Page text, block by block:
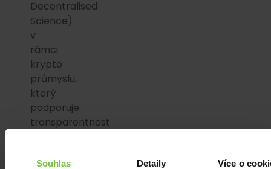
Souhlas Detaily Více o
Decentralised
Science)
v
rámci
krypto
průmyslu,
který
podporuje
transparentnost
metod